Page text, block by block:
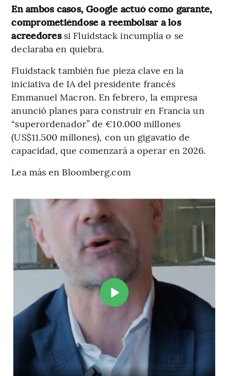
En ambos casos, Google actuó como garante,
comprometiéndose a reembolsar a los
acreedores si Fluidstack incumplía o se
declaraba en quiebra.
Fluidstack también fue pieza clave en la
iniciativa de IA del presidente francés
Emmanuel Macron. En febrero, la empresa
anunció planes para construir en Francia un
“superordenador” de €10.000 millones
(US$11.500 millones), con un gigavatio de
capacidad, que comenzará a operar en 2026.
Lea más en Bloomberg.com